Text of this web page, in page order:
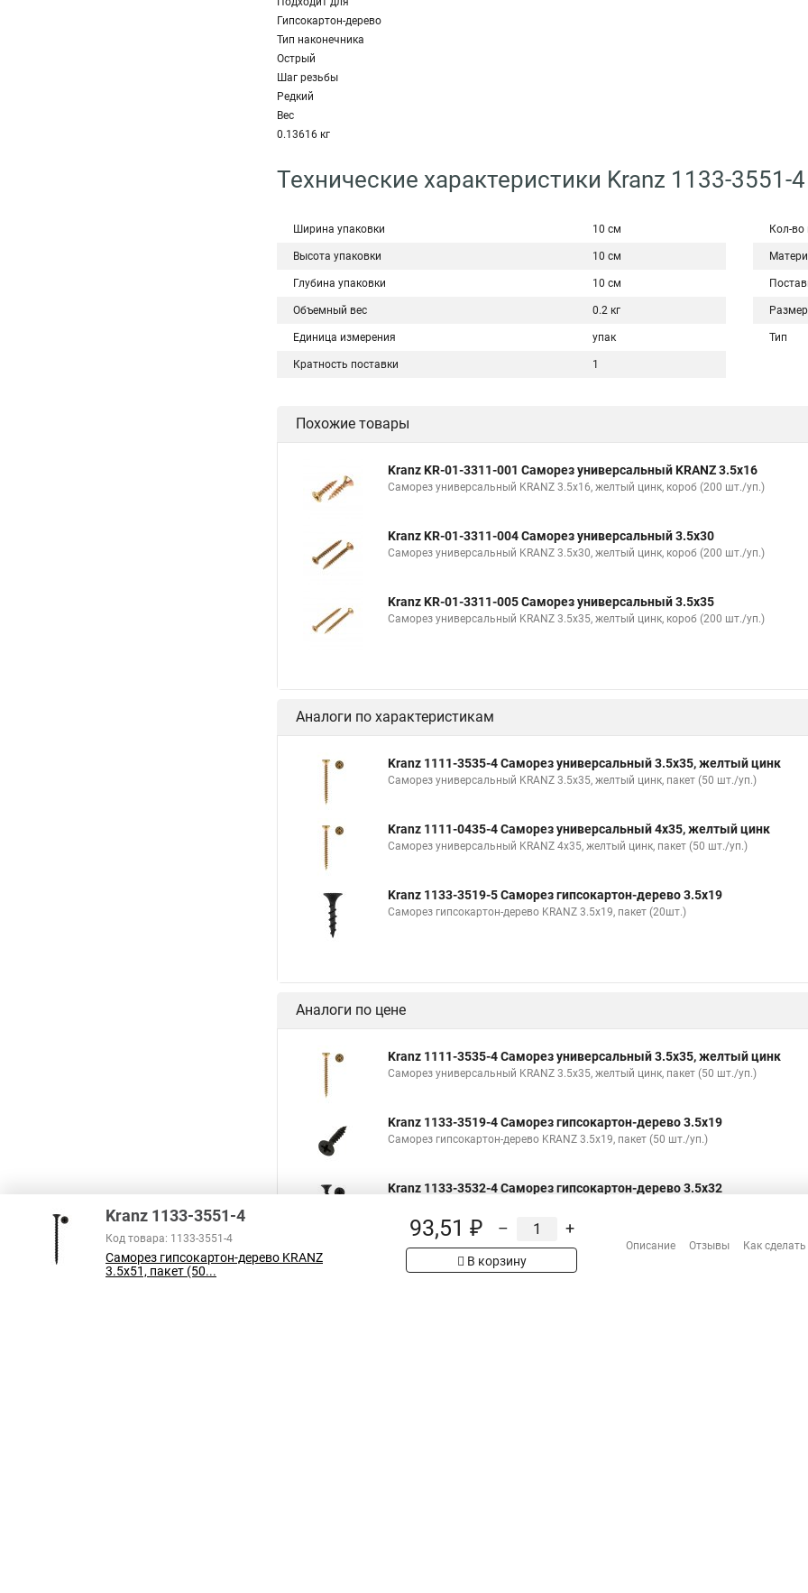
Гипсокартон-дерево
Тип наконечника
Острый
Шаг резьбы
Редкий
Вес
0.13616 кг
Технические характеристики Kranz 1133-3551-4
Ширина упаковки 10 см
Высота упаковки 10 см
Глубина упаковки 10 см
Объемный вес 0.2 кг
Единица измерения упак
Кратность поставки 1
Кол-во
Размер
Тип
Похожие товары
Kranz KR-01-3311-001 Саморез универсальный KRANZ 3.5х16
Саморез универсальный KRANZ 3.5х16, желтый цинк, короб (200 шт./уп.)
Kranz KR-01-3311-004 Саморез универсальный 3.5х30
Саморез универсальный KRANZ 3.5х30, желтый цинк, короб (200 шт./уп.)
Kranz KR-01-3311-005 Саморез универсальный 3.5х35
Саморез универсальный KRANZ 3.5х35, желтый цинк, короб (200 шт./уп.)
Аналоги по характеристикам
Kranz 1111-3535-4 Саморез универсальный 3.5х35, желтый цинк
Саморез универсальный KRANZ 3.5х35, желтый цинк, пакет (50 шт./уп.)
Kranz 1111-0435-4 Саморез универсальный 4х35, желтый цинк
Саморез универсальный KRANZ 4х35, желтый цинк, пакет (50 шт./уп.)
Kranz 1133-3519-5 Саморез гипсокартон-дерево 3.5х19
Саморез гипсокартон-дерево KRANZ 3.5х19, пакет (20шт.)
Аналоги по цене
Kranz 1111-3535-4 Саморез универсальный 3.5х35, желтый цинк
Саморез универсальный KRANZ 3.5х35, желтый цинк, пакет (50 шт./уп.)
Kranz 1133-3519-4 Саморез гипсокартон-дерево 3.5х19
Саморез гипсокартон-дерево KRANZ 3.5х19, пакет (50 шт./уп.)
Kranz 1133-3532-4 Саморез гипсокартон-дерево 3.5х32
Kranz 1133-3551-4
Код товара: 1133-3551-4
Саморез гипсокартон-дерево KRANZ
3.5х51, пакет (50...
93,51 ₽ – +
В корзину
Описание Отзывы Как сделать